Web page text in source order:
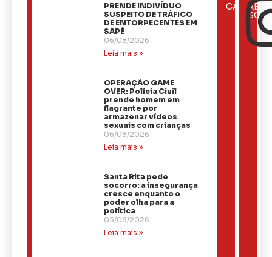
PRENDE INDIVÍDUO
SUSPEITO DE TRÁFICO
DE ENTORPECENTES EM
SAPÉ
06/08/2026
Leia mais »
OPERAÇÃO GAME
OVER: Polícia Civil
prende homem em
flagrante por
armazenar vídeos
sexuais com crianças
06/08/2026
Leia mais »
Santa Rita pede
socorro: a insegurança
cresce enquanto o
poder olha para a
política
05/08/2026
Leia mais »